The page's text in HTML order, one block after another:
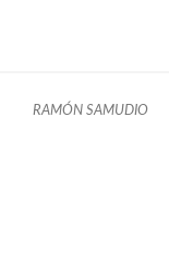
RAMÓN SAMUDIO